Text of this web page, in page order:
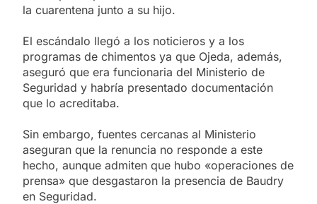
la cuarentena junto a su hijo.
El escándalo llegó a los noticieros y a los
programas de chimentos ya que Ojeda, además,
aseguró que era funcionaria del Ministerio de
Seguridad y habría presentado documentación
que lo acreditaba.
Sin embargo, fuentes cercanas al Ministerio
aseguran que la renuncia no responde a este
hecho, aunque admiten que hubo «operaciones de
prensa» que desgastaron la presencia de Baudry
en Seguridad.